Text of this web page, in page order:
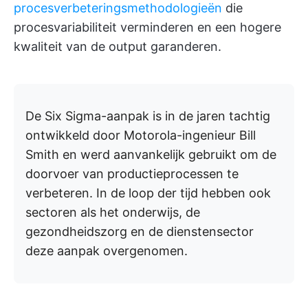
procesverbeteringsmethodologieën die
procesvariabiliteit verminderen en een hogere
kwaliteit van de output garanderen.
De Six Sigma-aanpak is in de jaren tachtig
ontwikkeld door Motorola-ingenieur Bill
Smith en werd aanvankelijk gebruikt om de
doorvoer van productieprocessen te
verbeteren. In de loop der tijd hebben ook
sectoren als het onderwijs, de
gezondheidszorg en de dienstensector
deze aanpak overgenomen.